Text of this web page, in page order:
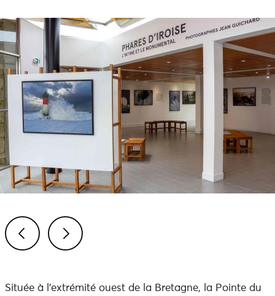
Située à l’extrémité ouest de la Bretagne, la Pointe du